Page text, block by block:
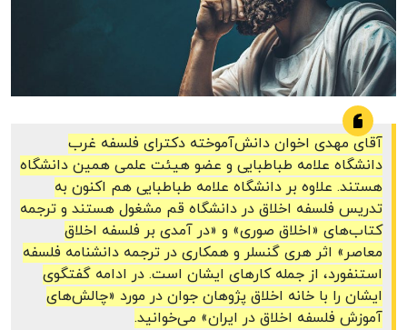
آقای مهدی اخوان دانش‌آموخته دکترای فلسفه غرب
دانشگاه علامه طباطبایی و عضو هیئت علمی همین دانشگاه
هستند. علاوه بر دانشگاه علامه طباطبایی هم اکنون به
تدریس فلسفه اخلاق در دانشگاه قم مشغول هستند و ترجمه
کتاب‌های «اخلاق صوری» و «در آمدی بر فلسفه اخلاق
معاصر» اثر هری گنسلر و همکاری در ترجمه دانشنامه فلسفه
استنفورد، از جمله کارهای ایشان است. در ادامه گفتگوی
ایشان را با خانه اخلاق پژوهان جوان در مورد «چالش‌های
آموزش فلسفه اخلاق در ایران» می‌خوانید.